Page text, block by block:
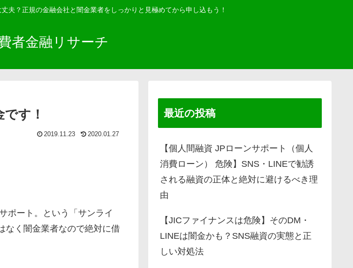
夫？正規の金融会社と闇金業者をしっかりと見極めてから申し込もう！
者金融リサーチ
す！
2019.11.23 2020.01.27
ポート。 という「 サンライ
なく闇金業者なので絶対に借
最近の投稿
【個人間融資 JPローンサポート（個人
消費ローン） 危険】SNS・LINEで勧誘
される融資の正体と絶対に避けるべき理
由
【JICファイナンスは危険】そのDM・
LINEは闇金かも？SNS融資の実態と正
しい対処法